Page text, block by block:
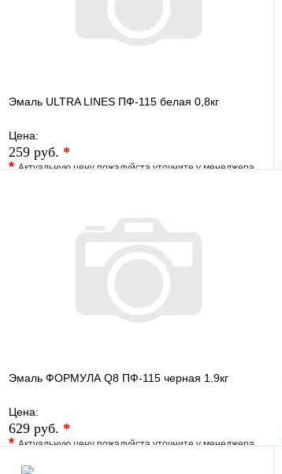
Эмаль ULTRA LINES ПФ-115 белая 0,8кг
Цена:
259 руб. *
*Актуальную цену пожалуйста уточните у менеджера
В корзину
Эмаль ФОРМУЛА Q8 ПФ-115 черная 1.9кг
Цена:
629 руб. *
*Актуальную цену пожалуйста уточните у менеджера
В избранное